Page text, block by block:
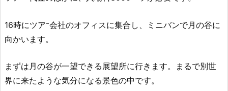
16時にツア⁻会社のオフィスに集合し、ミニバンで月の谷に
向かいます。
まずは月の谷が一望できる展望所に行きます。まるで別世
界に来たような気分になる景色の中です。